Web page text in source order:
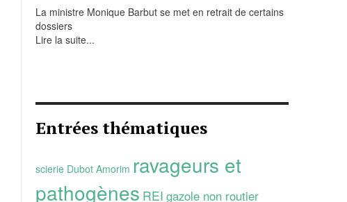
La ministre Monique Barbut se met en retrait de certains
dossiers
Lire la suite...
Entrées thématiques
scierie Dubot Amorim ravageurs et
pathogènes REI gazole non routier